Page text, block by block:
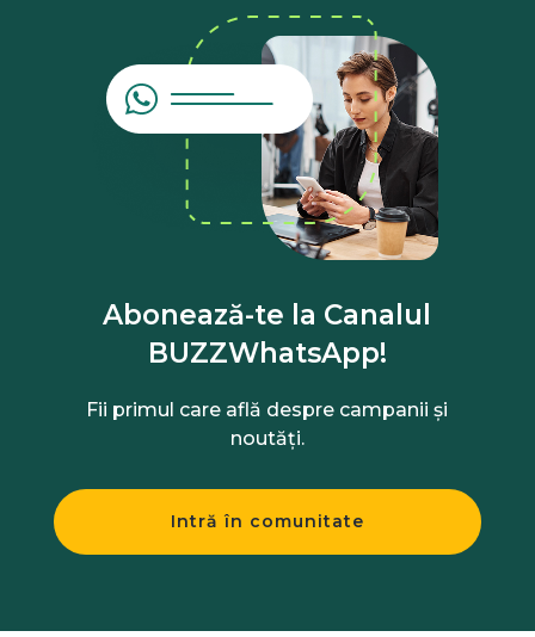
Abonează-te la Canalul
BUZZWhatsApp!
Fii primul care află despre campanii și
noutăți.
Intră în comunitate